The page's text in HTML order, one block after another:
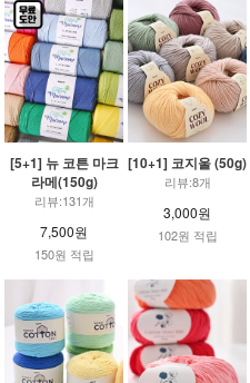
[5+1] 뉴 코튼 마크
라메(150g)
리뷰:131개
7,500원
150원 적립
[10+1] 코지울 (50g)
리뷰:8개
3,000원
102원 적립